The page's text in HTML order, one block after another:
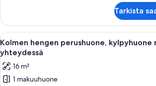
classic-
huone
(kaksi
sänkyä),
kylpyhuone
makuuhuoneen
yhteydessä
Tarkista
Avaa
kaikki
huonetyypin
Kolmen
hengen
10
Kolmen hengen perushuone, kylpyhuone
yhteydessä
16 m²
1 makuuhuone